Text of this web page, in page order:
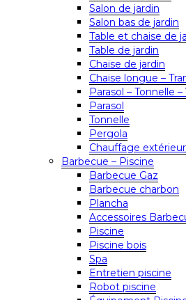
Salon de jardin
Salon bas de jardin
Table et chaise de
Table de jardin
Chaise de jardin
Chaise longue –
Parasol – Tonnelle
Parasol
Tonnelle
Pergola
Chauffage extérieur
Barbecue – Piscine
Barbecue Gaz
Barbecue charbon
Plancha
Accessoires
Piscine
Piscine bois
Spa
Entretien piscine
Robot piscine